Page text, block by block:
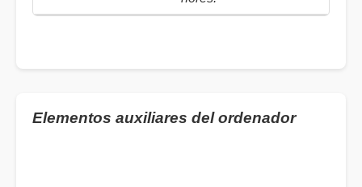
Elementos auxiliares del ordenador